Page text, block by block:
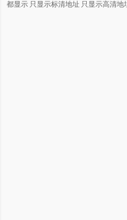
都显示 只显示标清地址 只显示高清地